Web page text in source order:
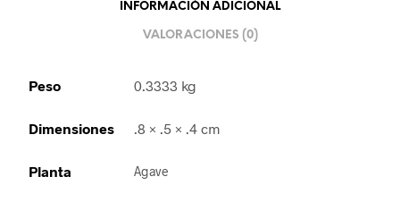
INFORMACIÓN ADICIONAL
VALORACIONES (0)
Peso 0.3333 kg
Dimensiones .8 × .5 × .4 cm
Planta Agave